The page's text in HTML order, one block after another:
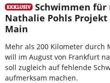
Schwimmen für
Nathalie Pohls Projekt
Main
Mehr als 200 Kilometer durch
will im August von Frankfurt
soll zugleich auf fehlende
aufmerksam machen.